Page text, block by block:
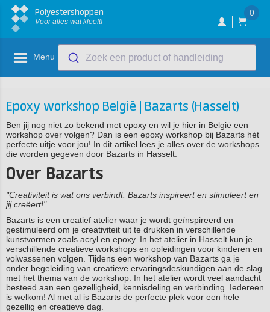
Polyestershoppen
Voor alles wat kleeft!
0
Menu Zoek een product of handleiding
Epoxy workshop België | Bazarts (Hasselt)
Ben jij nog niet zo bekend met epoxy en wil je hier in België een
workshop over volgen? Dan is een epoxy workshop bij Bazarts hét
perfecte uitje voor jou! In dit artikel lees je alles over de workshops
die worden gegeven door Bazarts in Hasselt.
Over Bazarts
"Creativiteit is wat ons verbindt. Bazarts inspireert en stimuleert en
jij creëert!"
Bazarts is een creatief atelier waar je wordt geïnspireerd en
gestimuleerd om je creativiteit uit te drukken in verschillende
kunstvormen zoals acryl en epoxy. In het atelier in Hasselt kun je
verschillende creatieve workshops en opleidingen voor kinderen en
volwassenen volgen. Tijdens een workshop van Bazarts ga je
onder begeleiding van creatieve ervaringsdeskundigen aan de slag
met het thema van de workshop. In het atelier wordt veel aandacht
besteed aan een gezelligheid, kennisdeling en verbinding. Iedereen
is welkom! Al met al is Bazarts de perfecte plek voor een hele
gezellig en creatieve dag.